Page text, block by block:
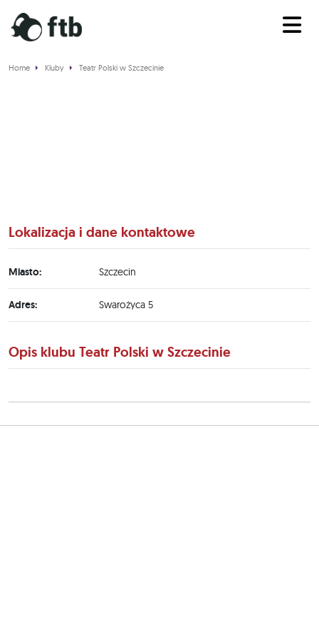
Home Kluby Teatr Polski w Szczecinie
Lokalizacja i dane kontaktowe
Miasto: Szczecin
Adres: Swarożyca 5
Opis klubu Teatr Polski w Szczecinie